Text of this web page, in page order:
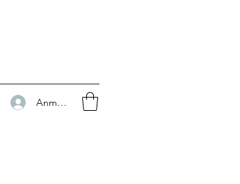
Anmelden